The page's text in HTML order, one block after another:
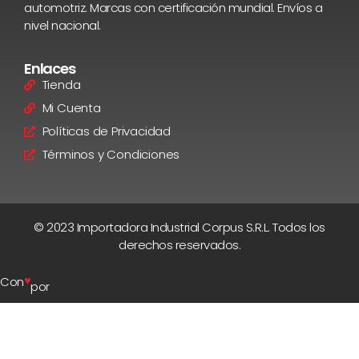
automotriz. Marcas con certificación mundial. Envíos a
nivel nacional.
Enlaces
Tienda
Mi Cuenta
Políticas de Privacidad
Términos y Condiciones
© 2023 Importadora Industrial Corpus S.R.L. Todos los
derechos reservados.
Con♥por